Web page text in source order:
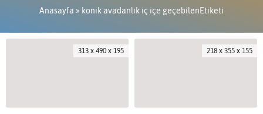
Anasayfa » konik avadanlık iç içe geçebilenEtiketi
313 x 490 x 195 218 x 355 x 155